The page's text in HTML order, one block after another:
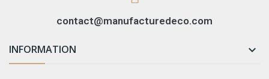
contact@manufacturedeco.com
INFORMATION 